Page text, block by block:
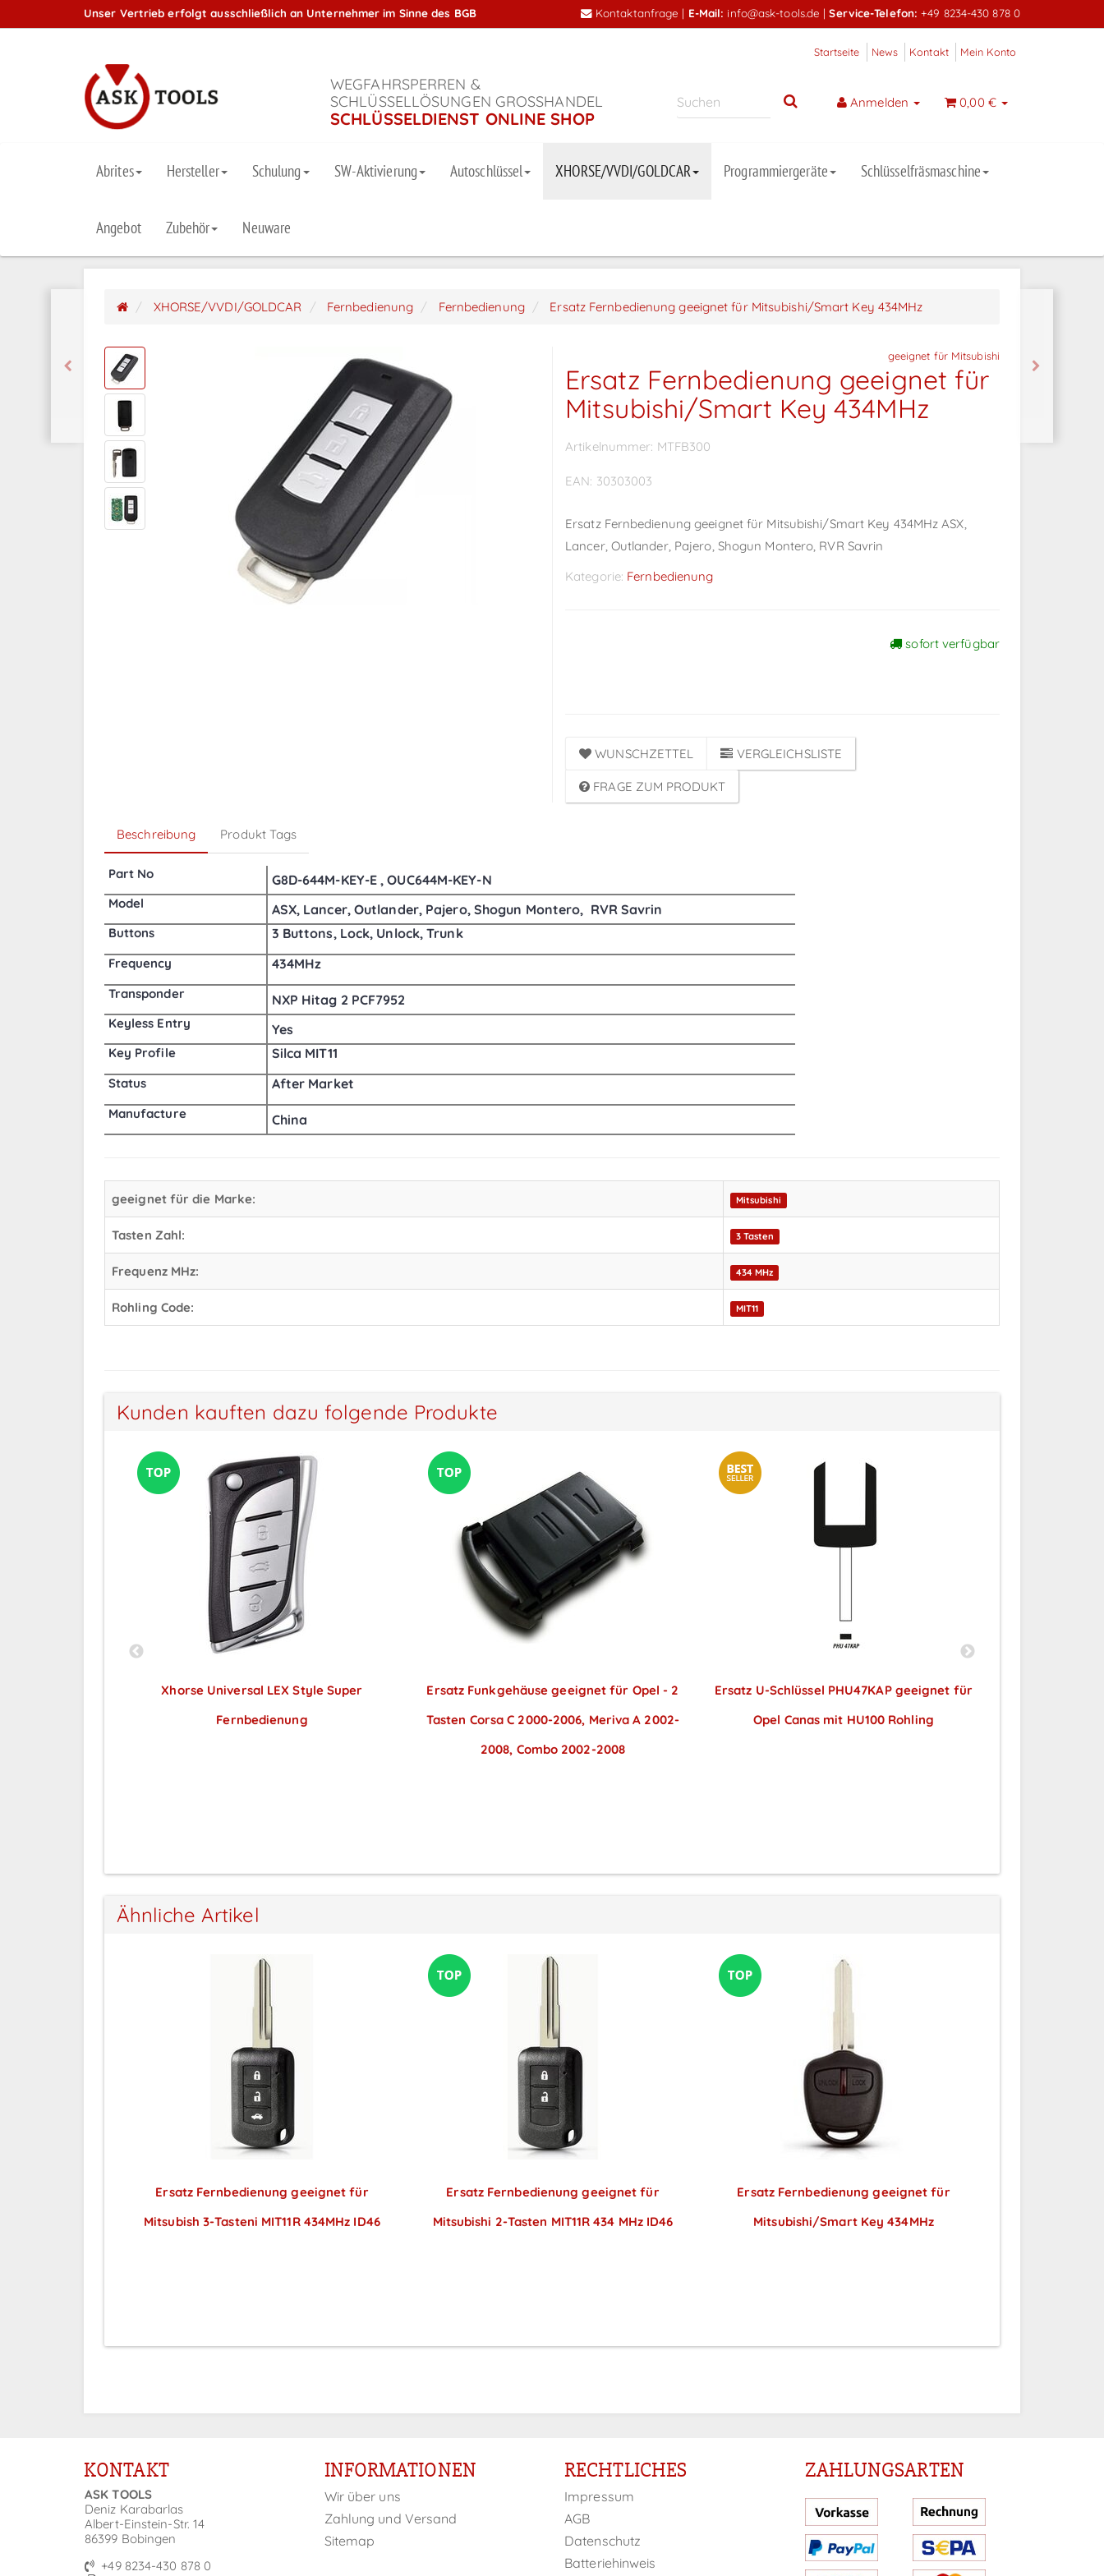
Unser Vertrieb erfolgt ausschließlich an Unternehmer im Sinne des BGB Kontaktanfrage | E-Mail: info@ask-tools.de |Service-Telefon: +49 8234-430 878 0
Startseite News Kontakt Mein Konto
WEGFAHRSPERREN &
SCHLÜSSELLÖSUNGEN GROSSHANDEL
SCHLÜSSELDIENST ONLINE SHOP
Anmelden 0,00 €
Abrites Hersteller Schulung SW-Aktivierung Autoschlüssel XHORSE/VVDI/GOLDCAR Programmiergeräte Schlüsselfräsmaschine
Angebot Zubehör Neuware
XHORSE/VVDI/GOLDCAR Fernbedienung Fernbedienung Ersatz Fernbedienung geeignet für Mitsubishi/Smart Key 434MHz
geeignet für Mitsubishi
Ersatz Fernbedienung geeignet für
Mitsubishi/Smart Key 434MHz
Artikelnummer: MTFB300
EAN: 30303003
Ersatz Fernbedienung geeignet für Mitsubishi/Smart Key 434MHz ASX,
Lancer, Outlander, Pajero, Shogun Montero, RVR Savrin
Kategorie: Fernbedienung
sofort verfügbar
WUNSCHZETTEL VERGLEICHSLISTE
FRAGE ZUM PRODUKT
Beschreibung Produkt Tags
Part No G8D-644M-KEY-E ,OUC644M-KEY-N
Model ASX, Lancer, Outlander, Pajero, Shogun Montero, RVR Savrin
Buttons 3 Buttons, Lock, Unlock, Trunk
Frequency 434MHz
Transponder NXP Hitag 2 PCF7952
Keyless Entry Yes
Key Profile Silca MIT11
Status After Market
Manufacture China
geeignet für die Marke: Mitsubishi
Tasten Zahl: 3 Tasten
Frequenz MHz: 434 MHz
Rohling Code: MIT11
Kunden kauften dazu folgende Produkte
Xhorse Universal LEX Style Super
Fernbedienung
Ersatz Funkgehäuse geeignet für Opel - 2
Tasten Corsa C 2000-2006, Meriva A 2002-
2008, Combo 2002-2008
Ersatz U-Schlüssel PHU47KAP geeignet für
Opel Canas mit HU100 Rohling
Ähnliche Artikel
Ersatz Fernbedienung geeignet für
Mitsubish 3-Tasteni MIT11R 434MHz ID46
Ersatz Fernbedienung geeignet für
Mitsubishi 2-Tasten MIT11R 434 MHz ID46
Ersatz Fernbedienung geeignet für
Mitsubishi/Smart Key 434MHz
KONTAKT
ASK TOOLS
Deniz Karabarlas
Albert-Einstein-Str. 14
86399 Bobingen
+49 8234-430 878 0
INFORMATIONEN
Wir über uns
Zahlung und Versand
Sitemap
RECHTLICHES
Impressum
AGB
Datenschutz
Batteriehinweis
ZAHLUNGSARTEN